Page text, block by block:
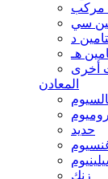
مركب
سي
د
هـ
أخرى
المعادن
حديد
زنك